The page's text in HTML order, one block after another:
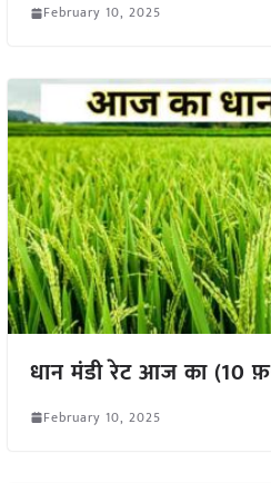
February 10, 2025
धान मंडी रेट आज का (10
February 10, 2025